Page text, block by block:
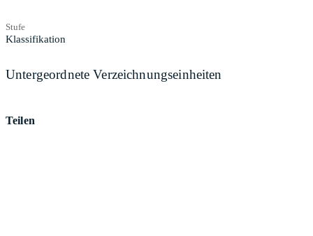
Stufe
Klassifikation
Untergeordnete Verzeichnungseinheiten
Teilen